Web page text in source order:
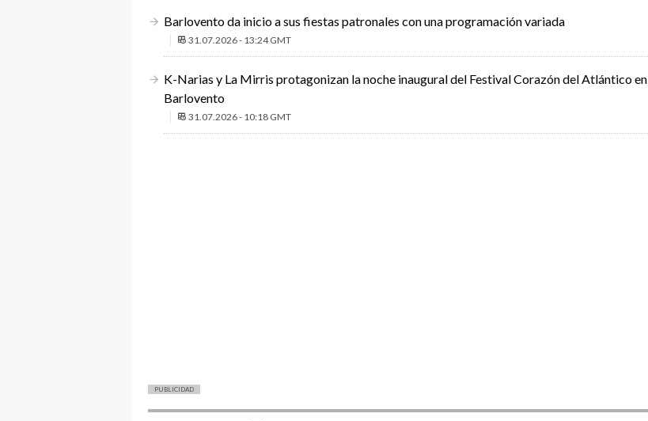
Barlovento da inicio a sus fiestas patronales con una programación variada
31.07.2026 - 13:24 GMT
K-Narias y La Mirris protagonizan la noche inaugural del Festival Corazón del Atlántico en
Barlovento
31.07.2026 - 10:18 GMT
PUBLICIDAD